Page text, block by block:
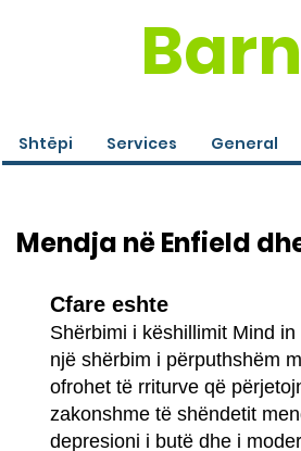
Shtëpi Services General
Mendja në Enfield
Cfare eshte
Shërbimi i këshillimit Mind
një shërbim i përputhshëm
ofrohet të rriturve që
zakonshme të shëndetit
depresioni i butë dhe i